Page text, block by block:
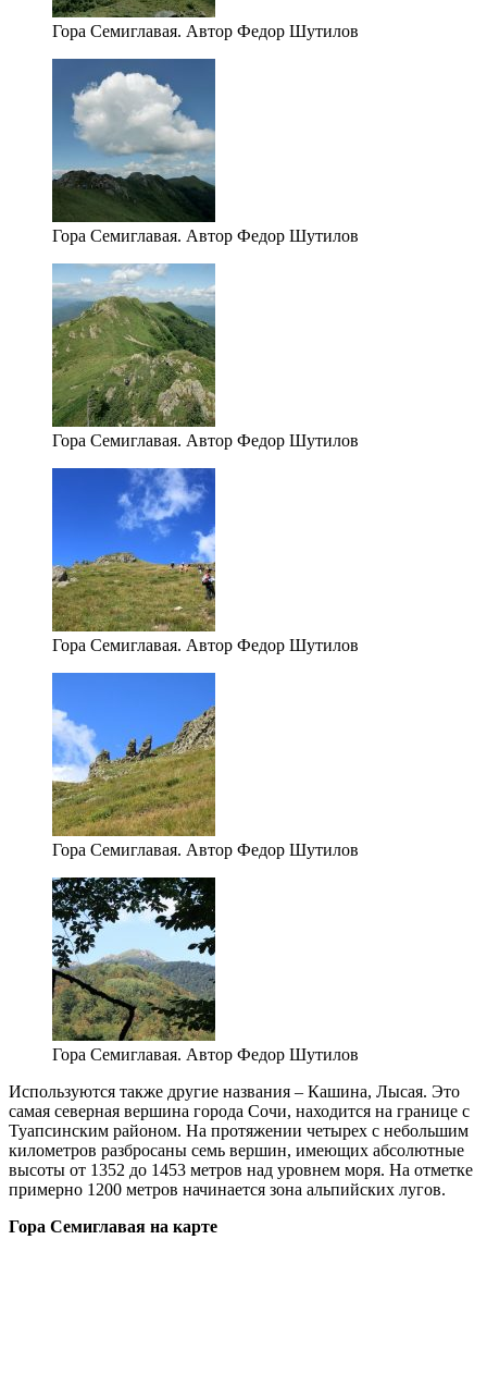
Гора Семиглавая. Автор Федор Шутилов
Гора Семиглавая. Автор Федор Шутилов
Гора Семиглавая. Автор Федор Шутилов
Гора Семиглавая. Автор Федор Шутилов
Гора Семиглавая. Автор Федор Шутилов
Гора Семиглавая. Автор Федор Шутилов
Используются также другие названия – Кашина, Лысая. Это
самая северная вершина города Сочи, находится на границе с
Туапсинским районом. На протяжении четырех с небольшим
километров разбросаны семь вершин, имеющих абсолютные
высоты от 1352 до 1453 метров над уровнем моря. На отметке
примерно 1200 метров начинается зона альпийских лугов.
Гора Семиглавая на карте